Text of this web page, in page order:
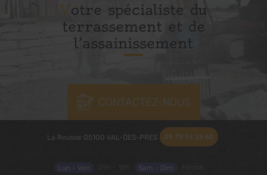
Votre spécialiste du
terrassement et de
l’assainissement
La Rousse 05100 VAL-DES-PRES 09 70 35 19 60
Lun - Ven Sam - Dim
CONTACTEZ-NOUS